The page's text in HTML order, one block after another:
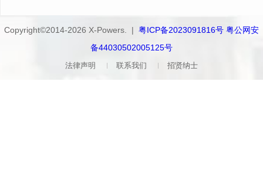
Copyright©2014-2026 X-Powers. | 粤ICP备2023091816号 粤公网安
备44030502005125号
法律声明 联系我们 招贤纳士